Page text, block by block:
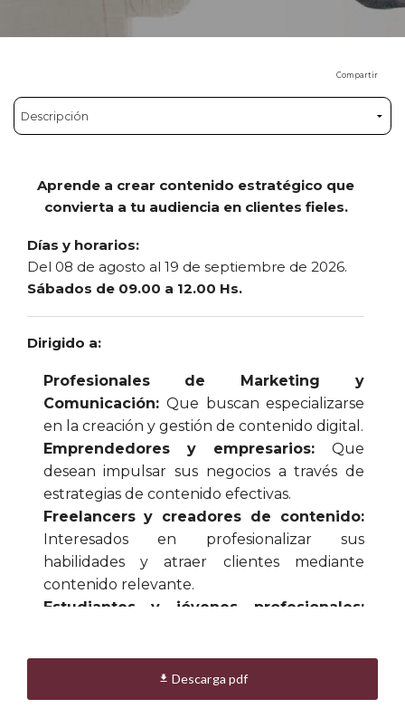
Compartir
Aprende a crear contenido estratégico que
convierta a tu audiencia en clientes fieles.
Días y horarios:
Del 08 de agosto al 19 de septiembre de 2026.
Sábados de 09.00 a 12.00 Hs.
Dirigido a:
Profesionales de Marketing y
Comunicación:Que buscan especializarse
en la creación y gestión de contenido digital.
Emprendedores y empresarios: Que
desean impulsar sus negocios a través de
estrategias de contenido efectivas.
Freelancers y creadores de contenido:
Interesados en profesionalizar sus
habilidades y atraer clientes mediante
contenido relevante.
Estudiantes y jóvenes profesionales:
marketing de contenidos.
 Descarga pdf